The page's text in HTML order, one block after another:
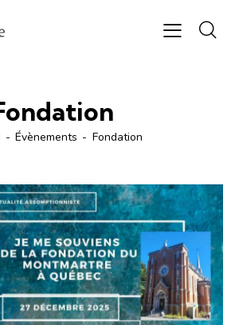
Évènements Fondation